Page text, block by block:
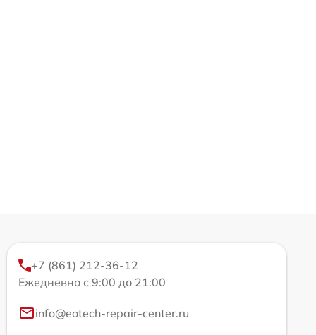
+7 (861) 212-36-12
Ежедневно с 9:00 до 21:00
info@eotech-repair-center.ru